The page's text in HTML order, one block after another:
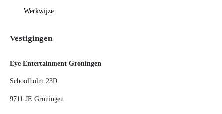
Werkwijze
Vestigingen
Eye Entertainment Groningen
Schoolholm 23D
9711 JE Groningen